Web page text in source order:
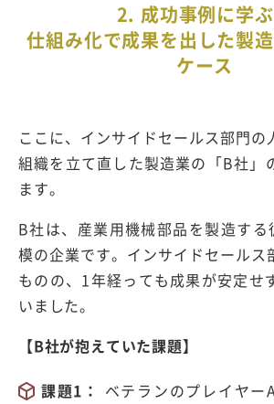
2. 成功事例に学ぶ
仕組み化で成果を出した製
ケース
ここに、インサイドセールス部門の
組織を立て直した製造業の「B社」
ます。
B社は、産業用機械部品を製造する
模の企業です。インサイドセールス
ものの、 1年経っても成果が安定せ
いました。
【B社が抱えていた課題】
課題1 ： ベテランのプレイヤー